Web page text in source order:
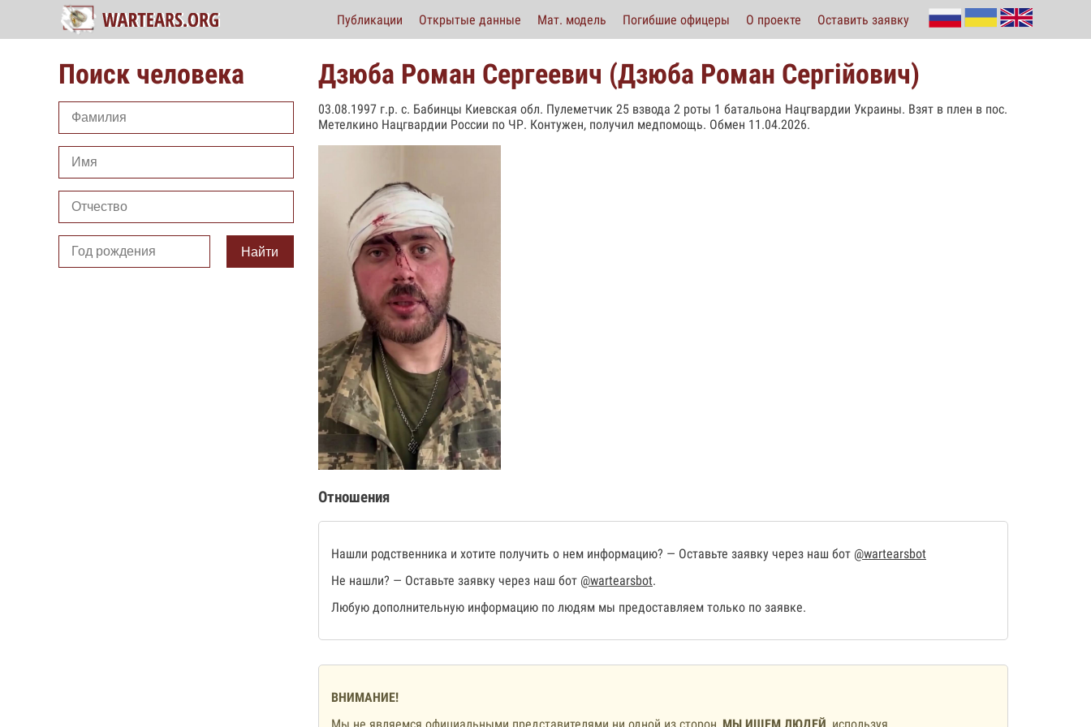
Публикации Открытые данные Мат. модель Погибшие офицеры О проекте Оставить заявку
Поиск человека
Найти
Дзюба Роман Сергеевич (Дзюба Роман Сергійович)
03.08.1997 г.р. с. Бабинцы Киевская обл. Пулеметчик 25 взвода 2 роты 1 батальона Нацгвардии Украины. Взят в плен в пос.
Метелкино Нацгвардии России по ЧР. Контужен, получил медпомощь. Обмен 11.04.2026.
Отношения
Нашли родственника и хотите получить о нем информацию? — Оставьте заявку через наш бот @wartearsbot
Не нашли? — Оставьте заявку через наш бот @wartearsbot.
Любую дополнительную информацию по людям мы предоставляем только по заявке.
ВНИМАНИЕ!